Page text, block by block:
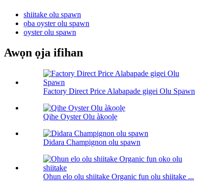
shiitake olu spawn
ọba oyster olu spawn
oyster olu spawn
Awọn ọja ifihan
Factory Direct Price Alabapade gigei Olu Spawn
Qihe Oyster Olu àkọọlẹ
Didara Champignon olu spawn
Ohun elo olu shiitake Organic fun olu shiitake ...